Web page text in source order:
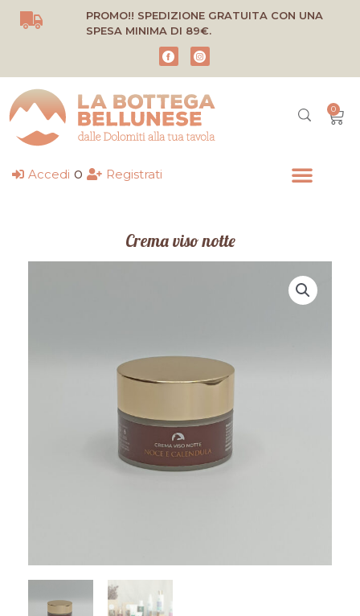
Vai
PROMO!! SPEDIZIONE GRATUITA CON UNA
SPESA MINIMA DI 89€.
0
Accedi o Registrati
Crema viso notte